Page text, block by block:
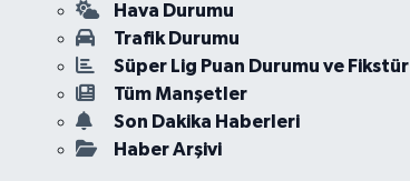
Hava Durumu
Trafik Durumu
Süper Lig Puan Durumu ve Fikstür
Tüm Manşetler
Son Dakika Haberleri
Haber Arşivi